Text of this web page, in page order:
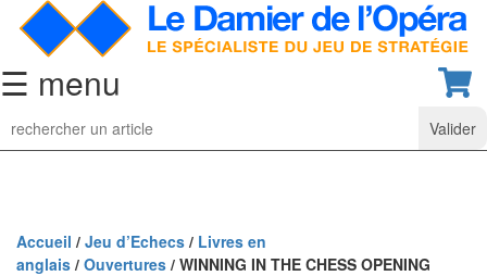
☰ menu
Jeu
d’Echecs
collection
Accueil / Jeu d’Echecs / Livres en
anglais / Ouvertures / WINNING IN THE CHESS OPENING